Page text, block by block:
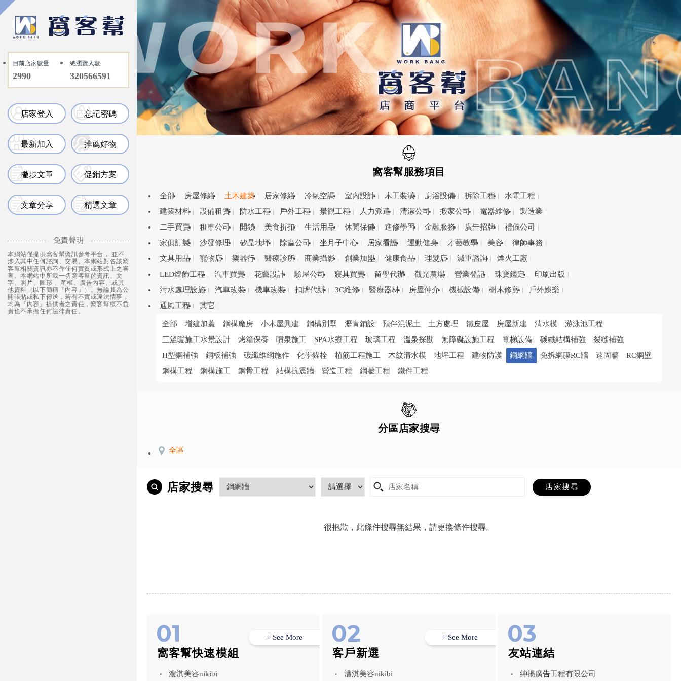
目前店家數量
2990
總瀏覽人數
320566591
店家登入 忘記密碼
最新加入 推薦好物
撇步文章 促銷方案
文章分享 精選文章
免責聲明
本網站僅提供窩客幫資訊參考平台， 並不
涉入其中任何諮詢、交易。本網站對各該窩
客幫相關資訊亦不作任何實質或形式上之審
查。本網站中所載一切窩客幫的資訊、文
字、照片、圖形 、產權、廣告內容、或其
他資料（以下簡稱『內容』）。無論其為公
開張貼或私下傳送，若有不實或違法情事，
均為『內容』提供者之責任，窩客幫概不負
責也不承擔任何法律責任。
窩客幫服務項目
全部 房屋修繕 土木建築 居家修繕 冷氣空調 室內設計 木工裝潢 廚浴設備 拆除工程
水電工程
建築材料
設備租賃 防水工程 戶外工程 景觀工程 人力派遣 清潔公司 搬家公司 電器維修
製造業
二手買賣
租車公司 開鎖 美食折扣 生活用品 休閒保健 進修學習 金融服務 廣告招牌
禮儀公司
家俱訂製
沙發修理 矽晶地坪 除蟲公司 坐月子中心 居家看護 運動健身 才藝教學 美容
律師事務
文具用品
寵物店 樂器行 醫療診所 商業攝影 創業加盟 健康食品 理髮店 減重諮詢
煙火工廠
LED燈飾工程
汽車買賣 花藝設計 驗屋公司 寢具買賣 留學代辦 觀光農場 營業登記 珠寶鑑定
印刷出版
污水處理設施
汽車改裝 機車改裝 扣牌代辦 3C維修 醫療器材 房屋仲介 機械設備 樹木修剪
戶外娛樂
通風工程
其它
全部 增建加蓋 鋼構廠房 小木屋興建 鋼構別墅 瀝青鋪設 預伴混泥土 土方處理 鐵皮屋 房屋新建 清水模
游泳池工程
三溫暖施工水景設計
烤箱保養 噴泉施工 SPA水療工程 玻璃工程 溫泉探勘 無障礙設施工程 電梯設備 碳纖結構補強
裂縫補強
H型鋼補強
鋼板補強 碳纖維網施作 化學錨栓 植筋工程施工 木紋清水模 地坪工程 建物防護 鋼網牆 免拆網膜RC牆 速固牆
RC鋼壁
鋼構工程
鋼構施工 鋼骨工程 結構抗震牆 營造工程 鋼牆工程 鐵件工程
分區店家搜尋
全區
店家搜尋
很抱歉，此條件搜尋無結果，請更換條件搜尋。
窩客幫快速模組
澧淇美容nikibi
+ See More
客戶新選
澧淇美容nikibi
+ See More
友站連結
紳揚廣告工程有限公司